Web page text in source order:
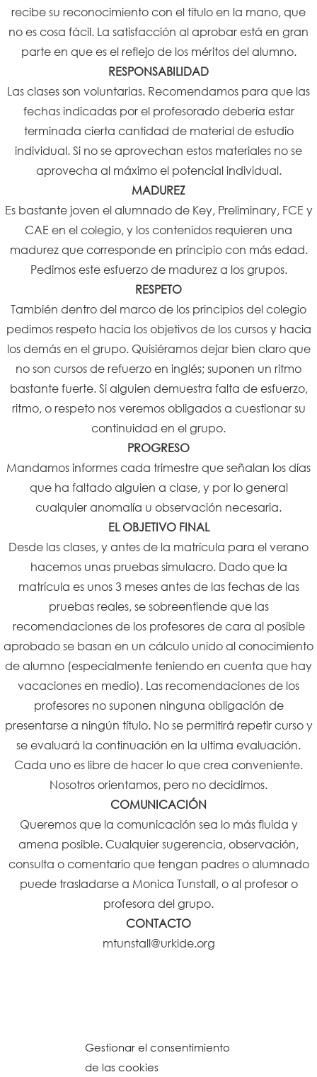
Gestionar el consentimiento
de las cookies
recibe su reconocimiento con el título en la mano, que
no es cosa fácil. La satisfacción al aprobar está en gran
parte en que es el reflejo de los méritos del alumno.
RESPONSABILIDAD
Las clases son voluntarias. Recomendamos para que las
fechas indicadas por el profesorado debería estar
terminada cierta cantidad de material de estudio
individual. Si no se aprovechan estos materiales no se
aprovecha al máximo el potencial individual.
MADUREZ
Es bastante joven el alumnado de Key, Preliminary, FCE y
CAE en el colegio, y los contenidos requieren una
madurez que corresponde en principio con más edad.
Pedimos este esfuerzo de madurez a los grupos.
RESPETO
También dentro del marco de los principios del colegio
pedimos respeto hacia los objetivos de los cursos y hacia
los demás en el grupo. Quisiéramos dejar bien claro que
no son cursos de refuerzo en inglés; suponen un ritmo
bastante fuerte. Si alguien demuestra falta de esfuerzo,
ritmo, o respeto nos veremos obligados a cuestionar su
continuidad en el grupo.
PROGRESO
Mandamos informes cada trimestre que señalan los días
que ha faltado alguien a clase, y por lo general
cualquier anomalía u observación necesaria.
EL OBJETIVO FINAL
Desde las clases, y antes de la matrícula para el verano
hacemos unas pruebas simulacro. Dado que la
matrícula es unos 3 meses antes de las fechas de las
pruebas reales, se sobreentiende que las
recomendaciones de los profesores de cara al posible
aprobado se basan en un cálculo unido al conocimiento
de alumno (especialmente teniendo en cuenta que hay
vacaciones en medio). Las recomendaciones de los
profesores no suponen ninguna obligación de
presentarse a ningún título. No se permitirá repetir curso y
se evaluará la continuación en la ultima evaluación.
Cada uno es libre de hacer lo que crea conveniente.
Nosotros orientamos, pero no decidimos.
COMUNICACIÓN
Queremos que la comunicación sea lo más fluida y
amena posible. Cualquier sugerencia, observación,
consulta o comentario que tengan padres o alumnado
puede trasladarse a Monica Tunstall, o al profesor o
profesora del grupo.
CONTACTO
mtunstall@urkide.org